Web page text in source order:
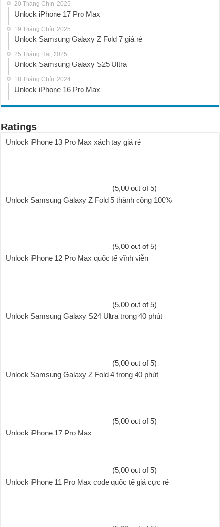
20 Tháng Chín, 2025
Unlock iPhone 17 Pro Max
19 Tháng Chín, 2025
Unlock Samsung Galaxy Z Fold 7 giá rẻ
25 Tháng Hai, 2025
Unlock Samsung Galaxy S25 Ultra
18 Tháng Chín, 2024
Unlock iPhone 16 Pro Max
Ratings
Unlock iPhone 13 Pro Max xách tay giá rẻ
(5,00 out of 5)
Unlock Samsung Galaxy Z Fold 5 thành công 100%
(5,00 out of 5)
Unlock iPhone 12 Pro Max quốc tế vĩnh viễn
(5,00 out of 5)
Unlock Samsung Galaxy S24 Ultra trong 40 phút
(5,00 out of 5)
Unlock Samsung Galaxy Z Fold 4 trong 40 phút
(5,00 out of 5)
Unlock iPhone 17 Pro Max
(5,00 out of 5)
Unlock iPhone 11 Pro Max code quốc tế giá cực rẻ